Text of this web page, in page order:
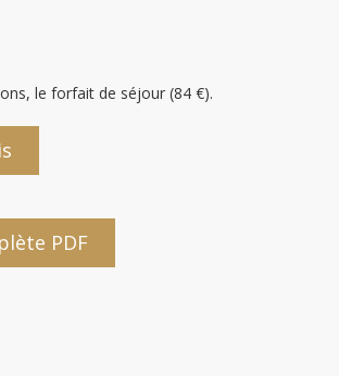
le forfait de séjour (84 €).
PDF